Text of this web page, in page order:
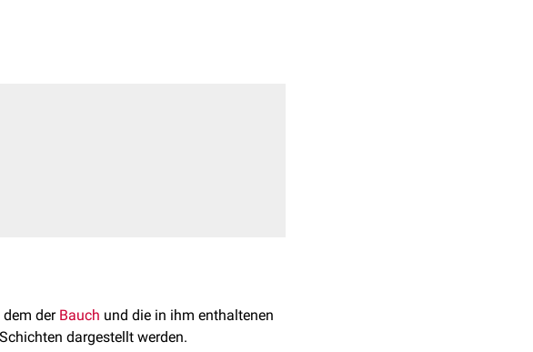
dem der Bauch und die in ihm enthaltenen
dargestellt werden.